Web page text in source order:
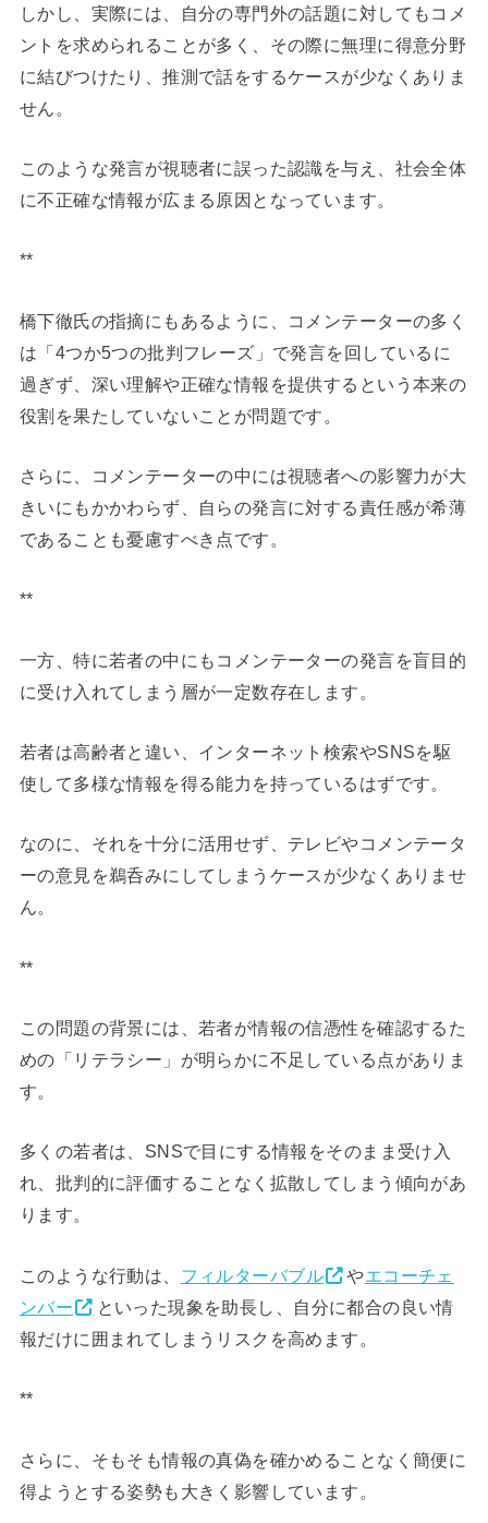
しかし、実際には、自分の専門外の話題に対してもコメ
ントを求められることが多く、その際に無理に得意分野
に結びつけたり、推測で話をするケースが少なくありま
せん。
このような発言が視聴者に誤った認識を与え、社会全体
に不正確な情報が広まる原因となっています。
**
橋下徹氏の指摘にもあるように、コメンテーターの多く
は「4つか5つの批判フレーズ」で発言を回しているに
過ぎず、深い理解や正確な情報を提供するという本来の
役割を果たしていないことが問題です。
さらに、コメンテーターの中には視聴者への影響力が大
きいにもかかわらず、自らの発言に対する責任感が希薄
であることも憂慮すべき点です。
**
一方、特に若者の中にもコメンテーターの発言を盲目的
に受け入れてしまう層が一定数存在します。
若者は高齢者と違い、インターネット検索やSNSを駆
使して多様な情報を得る能力を持っているはずです。
なのに、それを十分に活用せず、テレビやコメンテータ
ーの意見を鵜呑みにしてしまうケースが少なくありませ
ん。
**
この問題の背景には、若者が情報の信憑性を確認するた
めの「リテラシー」が明らかに不足している点がありま
す。
多くの若者は、SNSで目にする情報をそのまま受け入
れ、批判的に評価することなく拡散してしまう傾向があ
ります。
このような行動は、 フィルターバブル やエコーチェ
ンバー
といった現象を助長し、自分に都合の良い情
報だけに囲まれてしまうリスクを高めます。
**
さらに、そもそも情報の真偽を確かめることなく簡便に
得ようとする姿勢も大きく影響しています。